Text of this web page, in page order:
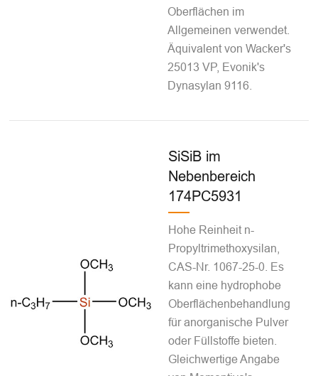
Oberflächen im
Allgemeinen verwendet.
Äquivalent von Wacker's
25013 VP, Evonik's
Dynasylan 9116.
SiSiB im
Nebenbereich
174PC5931
Hohe Reinheit n-
Propyltrimethoxysilan,
CAS-Nr. 1067-25-0. Es
kann eine hydrophobe
Oberflächenbehandlung
für anorganische Pulver
oder Füllstoffe bieten.
Gleichwertige Angabe